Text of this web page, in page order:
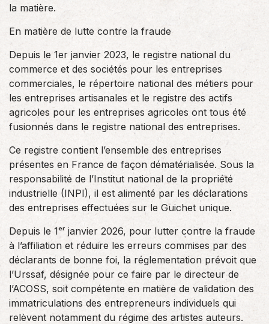
la matière.
En matière de lutte contre la fraude
Depuis le 1er janvier 2023, le registre national du
commerce et des sociétés pour les entreprises
commerciales, le répertoire national des métiers pour
les entreprises artisanales et le registre des actifs
agricoles pour les entreprises agricoles ont tous été
fusionnés dans le registre national des entreprises.
Ce registre contient l’ensemble des entreprises
présentes en France de façon dématérialisée. Sous la
responsabilité de l’Institut national de la propriété
industrielle (INPI), il est alimenté par les déclarations
des entreprises effectuées sur le Guichet unique.
Depuis le 1ᵉʳ janvier 2026, pour lutter contre la fraude
à l’affiliation et réduire les erreurs commises par des
déclarants de bonne foi, la réglementation prévoit que
l’Urssaf, désignée pour ce faire par le directeur de
l’ACOSS, soit compétente en matière de validation des
immatriculations des entrepreneurs individuels qui
relèvent notamment du régime des artistes auteurs.